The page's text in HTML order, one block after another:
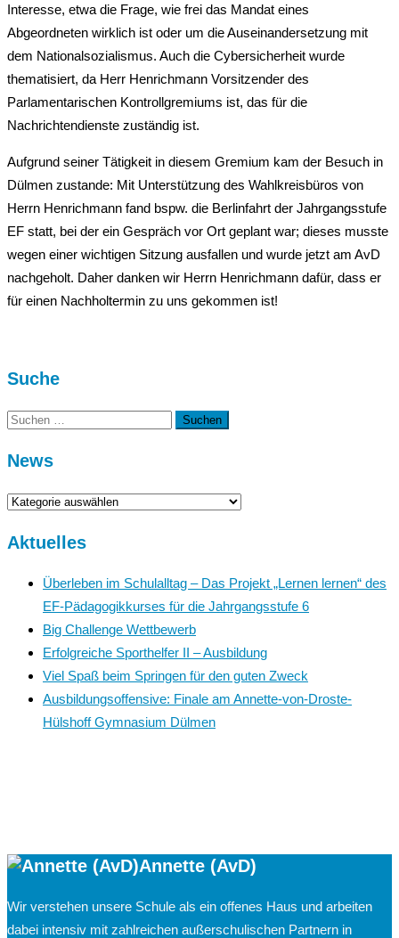
Interesse, etwa die Frage, wie frei das Mandat eines
Abgeordneten wirklich ist oder um die Auseinandersetzung mit
dem Nationalsozialismus. Auch die Cybersicherheit wurde
thematisiert, da Herr Henrichmann Vorsitzender des
Parlamentarischen Kontrollgremiums ist, das für die
Nachrichtendienste zuständig ist.
Aufgrund seiner Tätigkeit in diesem Gremium kam der Besuch in
Dülmen zustande: Mit Unterstützung des Wahlkreisbüros von
Herrn Henrichmann fand bspw. die Berlinfahrt der Jahrgangsstufe
EF statt, bei der ein Gespräch vor Ort geplant war; dieses musste
wegen einer wichtigen Sitzung ausfallen und wurde jetzt am AvD
nachgeholt. Daher danken wir Herrn Henrichmann dafür, dass er
für einen Nachholtermin zu uns gekommen ist!
Suche
Suchen
News
News
Aktuelles
Überleben im Schulalltag – Das Projekt „Lernen lernen“ des
EF-Pädagogikkurses für die Jahrgangsstufe 6
Big Challenge Wettbewerb
Erfolgreiche Sporthelfer II – Ausbildung
Viel Spaß beim Springen für den guten Zweck
Ausbildungsoffensive: Finale am Annette-von-Droste-
Hülshoff Gymnasium Dülmen
Annette (AvD)
Wir verstehen unsere Schule als ein offenes Haus und arbeiten
dabei intensiv mit zahlreichen außerschulischen Partnern in